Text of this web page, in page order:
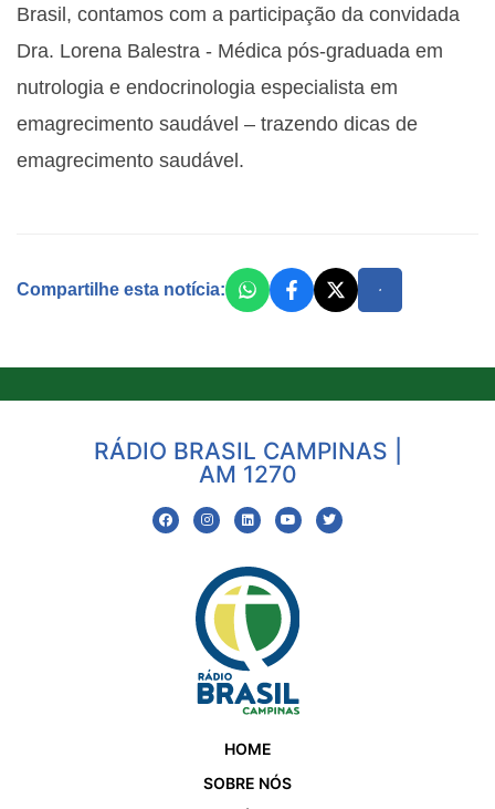
Brasil, contamos com a participação da convidada
Dra. Lorena Balestra - Médica pós-graduada em
nutrologia e endocrinologia especialista em
emagrecimento saudável – trazendo dicas de
emagrecimento saudável.
Compartilhe esta notícia:
RÁDIO BRASIL CAMPINAS |
AM 1270
HOME
SOBRE NÓS